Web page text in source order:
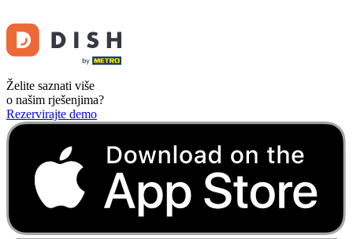
Želite saznati više
o našim rješenjima?
Rezervirajte demo